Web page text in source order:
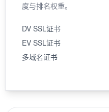
度与排名权重。
DV SSL证书
EV SSL证书
多域名证书